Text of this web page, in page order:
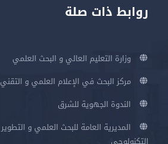
روابط ذات صلة
وزارة التعليم العالي و البحث العلمي
مركز البحث في الإعلام العلمي و التقني
الندوة الجهوية للشرق
المديرية العامة للبحث العلمي و التطوير